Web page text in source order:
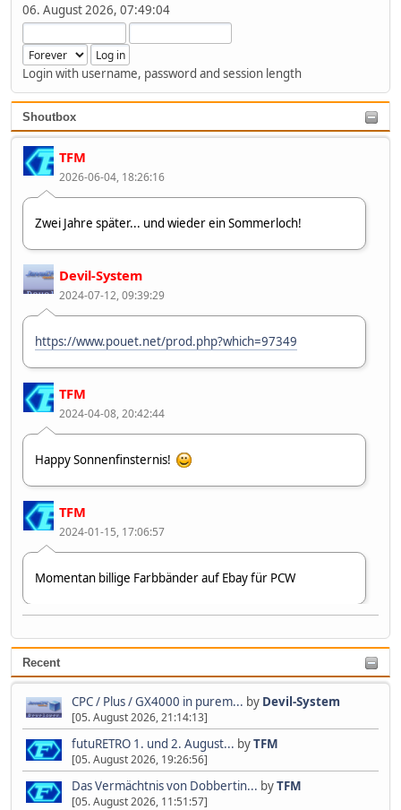
06. August 2026, 07:49:04
Login with username, password and session length
Shoutbox
TFM
2026-06-04, 18:26:16
Zwei Jahre später... und wieder ein Sommerloch!
Devil-System
2024-07-12, 09:39:29
https://www.pouet.net/prod.php?which=97349
TFM
2024-04-08, 20:42:44
Happy Sonnenfinsternis!
TFM
2024-01-15, 17:06:57
Momentan billige Farbbänder auf Ebay für PCW
2023-07-09, 10:37:40
Zweiter 👋😂🤣
Recent
CPC / Plus / GX4000 in purem... by Devil-System
[05. August 2026, 21:14:13]
futuRETRO 1. und 2. August... byTFM
[05. August 2026, 19:26:56]
Das Vermächtnis von Dobbertin... byTFM
[05. August 2026, 11:51:57]